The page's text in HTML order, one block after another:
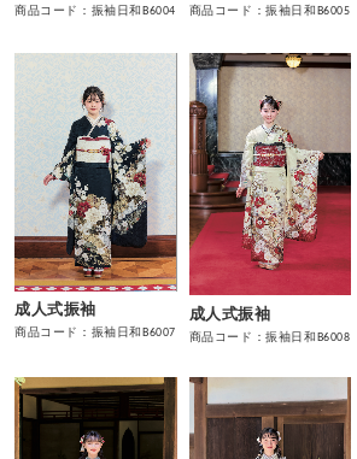
商品コード：振袖日和B6004 商品コード：振袖日和B6005
成人式振袖
商品コード：振袖日和B6007
成人式振袖
商品コード：振袖日和B6008